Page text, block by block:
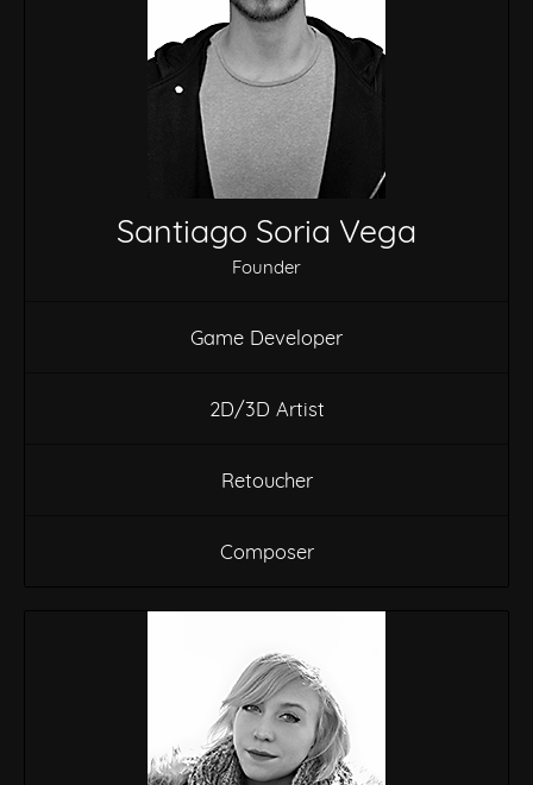
Santiago Soria Vega
Founder
Game Developer
2D/3D Artist
Retoucher
Composer